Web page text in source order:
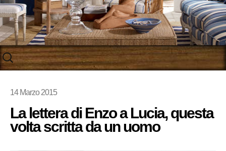
Skip
to
content
14 Marzo 2015
La lettera di Enzo a Lucia, questa
volta scritta da un uomo